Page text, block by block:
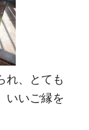
れ、とても
いいご縁を